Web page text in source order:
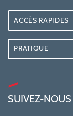
ACCÈS RAPIDES
PRATIQUE
SUIVEZ-NOUS